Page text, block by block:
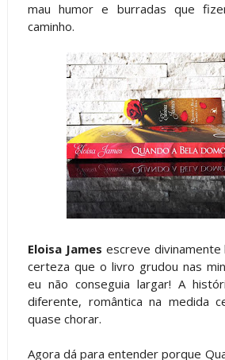
mau humor e burradas que
caminho.
Eloisa James escreve divinamente
certeza que o livro grudou nas
eu não conseguia largar! A
diferente, romântica na medida
quase chorar.
Agora dá para entender porque